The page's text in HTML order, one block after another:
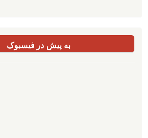
به پیش در فیسبوک